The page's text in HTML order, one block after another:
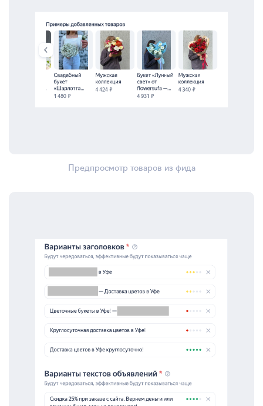
Предпросмотр товаров из фида